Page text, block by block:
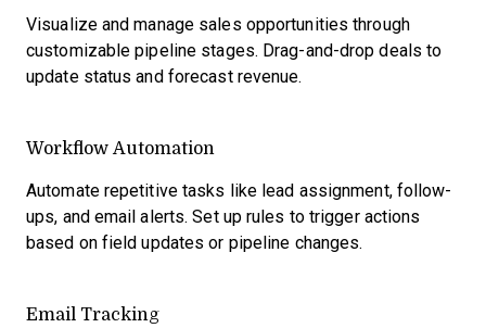
Visualize and manage sales opportunities through
customizable pipeline stages. Drag-and-drop deals to
update status and forecast revenue.
Workflow Automation
Automate repetitive tasks like lead assignment, follow-
ups, and email alerts. Set up rules to trigger actions
based on field updates or pipeline changes.
Email Tracking